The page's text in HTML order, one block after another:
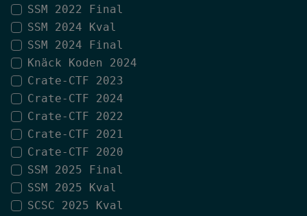
SSM 2022 Final
SSM 2024 Kval
SSM 2024 Final
Knäck Koden 2024
Crate-CTF 2023
Crate-CTF 2024
Crate-CTF 2022
Crate-CTF 2021
Crate-CTF 2020
SSM 2025 Final
SSM 2025 Kval
SCSC 2025 Kval